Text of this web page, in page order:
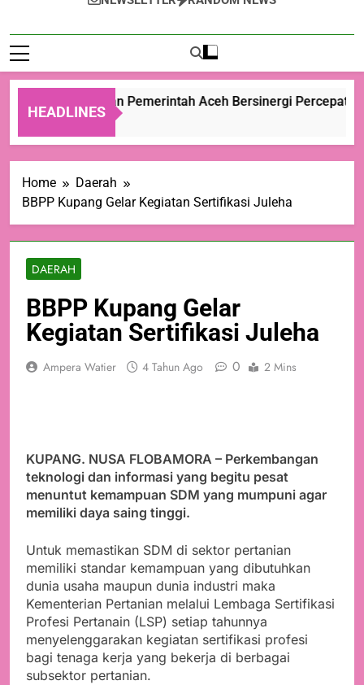
HEADLINES
Kementan dan Pemerintah Aceh Bersinergi Percepat
9 Jam Ago
Home
Daerah
BBPP Kupang Gelar Kegiatan Sertifikasi Juleha
DAERAH
BBPP Kupang Gelar
Kegiatan Sertifikasi Juleha
Ampera Watier 4 Tahun Ago 0 2 Mins
KUPANG. NUSA FLOBAMORA – Perkembangan
teknologi dan informasi yang begitu pesat
menuntut kemampuan SDM yang mumpuni agar
memiliki daya saing tinggi.
Untuk memastikan SDM di sektor pertanian
memiliki standar kemampuan yang dibutuhkan
dunia usaha maupun dunia industri maka
Kementerian Pertanian melalui Lembaga Sertifikasi
Profesi Pertanain (LSP) setiap tahunnya
menyelenggarakan kegiatan sertifikasi profesi
bagi tenaga kerja yang bekerja di berbagai
subsektor pertanian.